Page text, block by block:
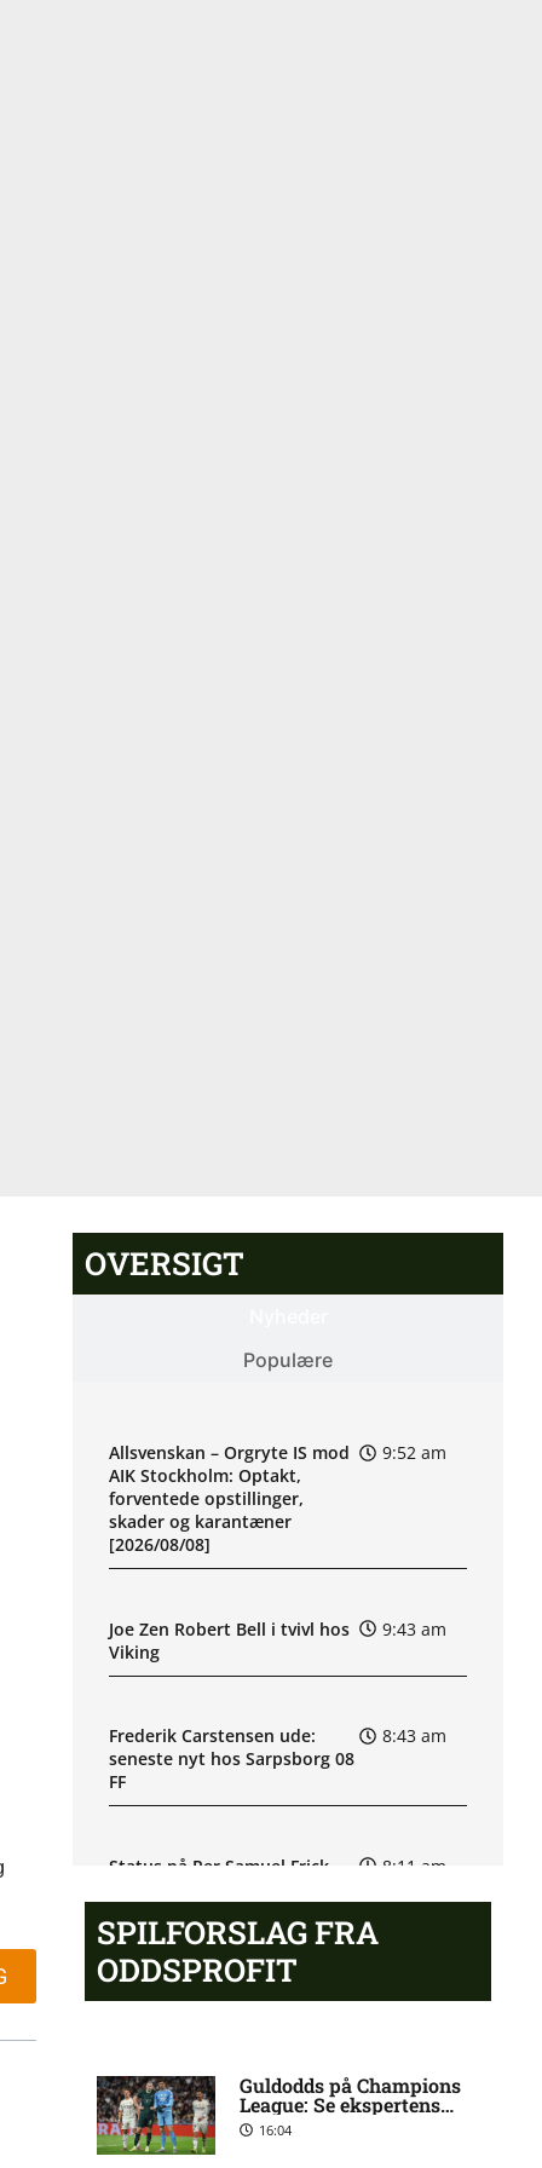
OVERSIGT
Populære
Allsvenskan – Orgryte IS mod
AIK Stockholm: Optakt,
forventede opstillinger,
skader og karantæner
[2026/08/08]
9:52 am
Joe Zen Robert Bell i tvivl hos
Viking
9:43 am
Frederik Carstensen ude:
seneste nyt hos Sarpsborg 08
FF
8:43 am
Status på Per Samuel Frick
8:11 am
Superligaen – Silkeborg IF
mod OB: Optakt, forventede
Magnus Smelhus Sjøeng
usikker til Vålerengas kamp
SPILFORSLAG FRA
ODDSPROFIT
Guldodds på Champions
League: Se ekspertens
spilforslag her
16:04